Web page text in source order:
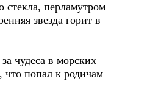
стекла, перламутром
звезда горит в
чудеса в морских
что попал к родичам